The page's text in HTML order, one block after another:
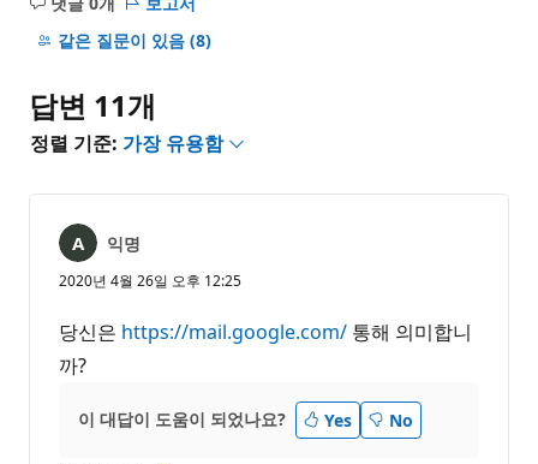
설
명
음
같은 질문이 있음 (8)
답변 11개
정렬 기준: 가장 유용함
익명
2020년 4월 26일 오후 12:25
당신은 https://mail.google.com/ 통해 의미합니
까?
이 대답이 도움이 되었나요? Yes No